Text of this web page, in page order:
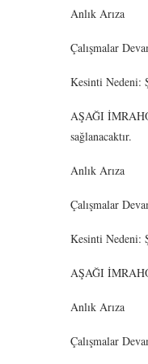
Anlık Arıza
Çalışmalar
Kesinti
AŞAĞI
sağlanacaktır.
Anlık Arıza
Çalışmalar
Kesinti
AŞAĞI
Anlık Arıza
Çalışmalar